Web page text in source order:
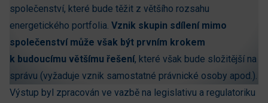
společenství, které bude těžit z většího rozsahu
energetického portfolia. Vznik skupin sdílení mimo
společenství může však být prvním krokem
k budoucímu většímu řešení, které však bude složitější na
správu (vyžaduje vznik samostatné právnické osoby apod.).
Výstup byl zpracován ve vazbě na legislativu a regulatoriku